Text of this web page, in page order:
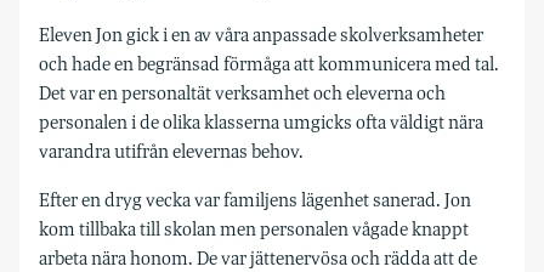
Eleven Jon gick i en av våra anpassade skolverksamheter
och hade en begränsad förmåga att kommunicera med tal.
Det var en personaltät verksamhet och eleverna och
personalen i de olika klasserna umgicks ofta väldigt nära
varandra utifrån elevernas behov.
Efter en dryg vecka var familjens lägenhet sanerad. Jon
kom tillbaka till skolan men personalen vågade knappt
arbeta nära honom. De var jättenervösa och rädda att de